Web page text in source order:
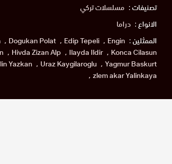
تصنيفات : مسلسلات تركي
الانواع : دراما
الممثلين :
Dogukan Polat Edip Tepeli
Engin
Hivda Zizan Alp Ilayda Ildir
Konca Cilasun
Yazkan Uraz Kaygilaroglu
Yagmur Baskurt
zlem akar Yalinkaya